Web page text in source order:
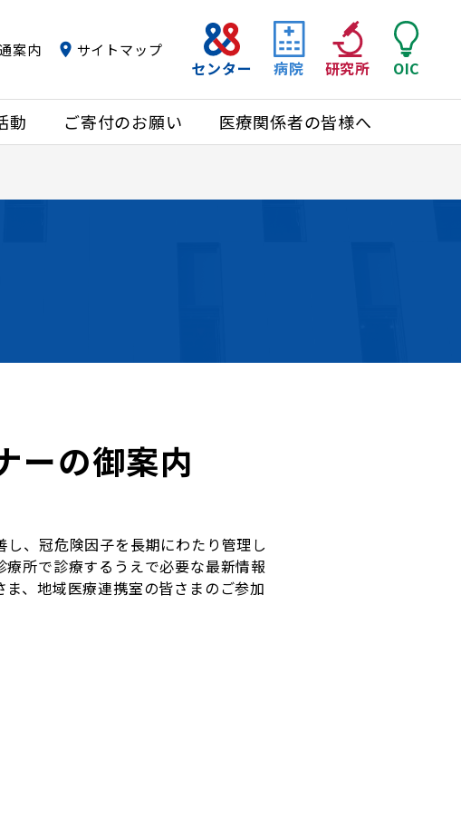
動 ご寄付のお願い 医療関係者の皆様へ
センター 病院 研究所 OIC
案内 サイトマップ
ーの御案内
、冠危険因子を長期にわたり管理し
所で診療するうえで必要な最新情報
、地域医療連携室の皆さまのご参加